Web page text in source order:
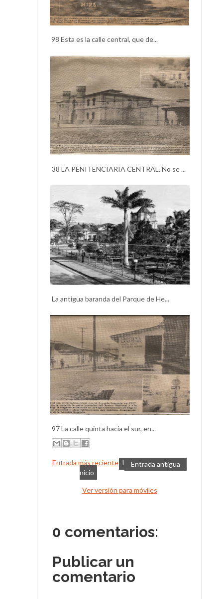
98 Esta es la calle central, que de...
38 LA PENITENCIARIA CENTRAL. No se ...
La antigua baranda del Parque de He...
97 La calle quinta hacia el sur, en...
Entrada más reciente Entrada antigua
I
nicio
Ver versión para móviles
0 comentarios:
Publicar un
comentario